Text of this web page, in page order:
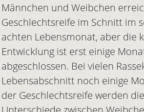
Männchen und Weibchen
Geschlechtsreife im Schnitt im
achten Lebensmonat, aber die
Entwicklung ist erst einige
abgeschlossen. Bei vielen
Lebensabschnitt noch einige
der Geschlechtsreife werden